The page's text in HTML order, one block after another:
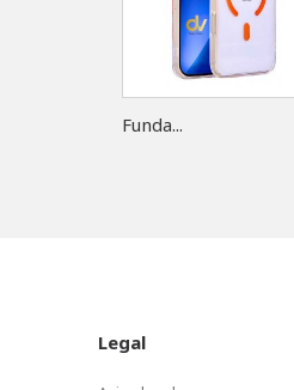
Funda...
Legal